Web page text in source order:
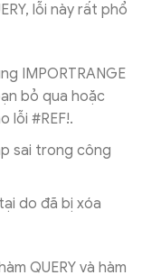
lỗi này rất phổ
IMPORTRANGE
bỏ qua hoặc
lỗi #REF!.
sai trong công
do đã bị xóa
QUERY và hàm